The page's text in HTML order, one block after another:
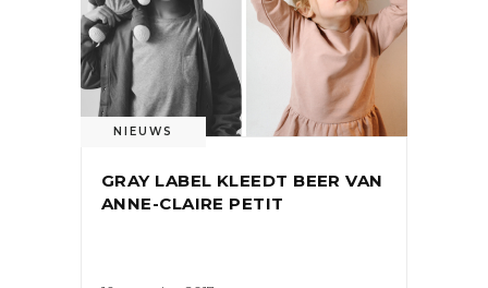
NIEUWS
GRAY LABEL KLEEDT BEER VAN
ANNE-CLAIRE PETIT